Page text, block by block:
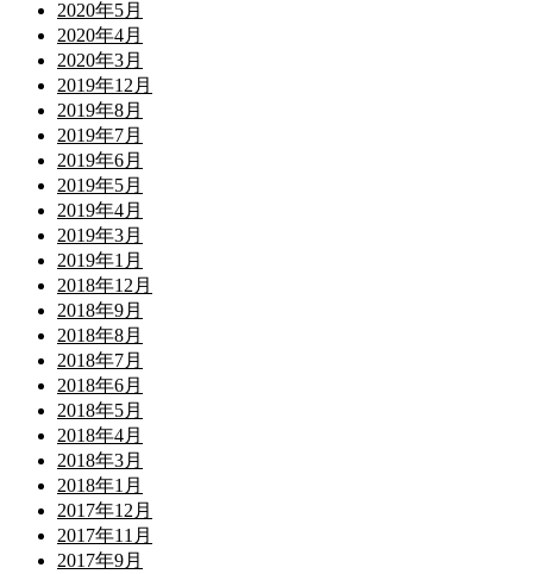
2020年5月
2020年4月
2020年3月
2019年12月
2019年8月
2019年7月
2019年6月
2019年5月
2019年4月
2019年3月
2019年1月
2018年12月
2018年9月
2018年8月
2018年7月
2018年6月
2018年5月
2018年4月
2018年3月
2018年1月
2017年12月
2017年11月
2017年9月